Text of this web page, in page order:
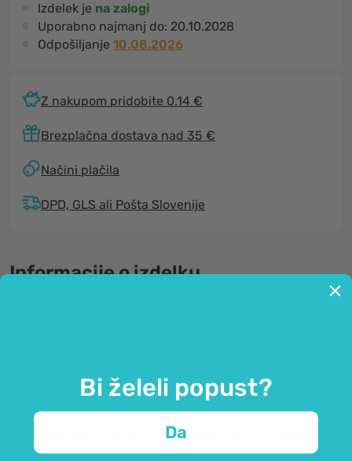
Izdelek je na zalogi
Uporabno najmanj do: 20.10.2028
Odpošiljanje 10.08.2026
Z nakupom pridobite 0.14 €
Brezplačna dostava nad 35 €
Načini plačila
DPD, GLS ali Pošta Slovenije
Informacije o izdelku
vratu in ramen.
so namenjeni toplotni terapiji
oziroma učinkovitemu lajšanjubolečin v sklepih in
Bi želeli popust?
Da